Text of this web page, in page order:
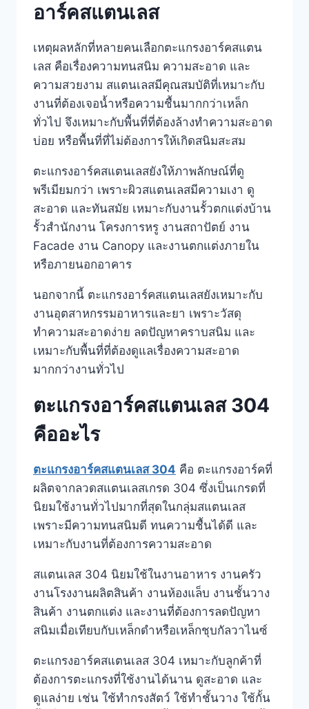
อาร์คสแตนเลส
เหตุผลหลักที่หลายคนเลือกตะแกรงอาร์คสแตน
เลส คือเรื่องความทนสนิม ความสะอาด และ
ความสวยงาม สแตนเลสมีคุณสมบัติที่เหมาะกับ
งานที่ต้องเจอน้ำหรือความชื้นมากกว่าเหล็ก
ทั่วไป จึงเหมาะกับพื้นที่ที่ต้องล้างทำความสะอาด
บ่อย หรือพื้นที่ที่ไม่ต้องการให้เกิดสนิมสะสม
ตะแกรงอาร์คสแตนเลสยังให้ภาพลักษณ์ที่ดู
พรีเมียมกว่า เพราะผิวสแตนเลสมีความเงา ดู
สะอาด และทันสมัย เหมาะกับงานรั้วตกแต่งบ้าน
รั้วสำนักงาน โครงการหรู งานสถาปัตย์ งาน
Facade งาน Canopy และงานตกแต่งภายใน
หรือภายนอกอาคาร
นอกจากนี้ ตะแกรงอาร์คสแตนเลสยังเหมาะกับ
งานอุตสาหกรรมอาหารและยา เพราะวัสดุ
ทำความสะอาดง่าย ลดปัญหาคราบสนิม และ
เหมาะกับพื้นที่ที่ต้องดูแลเรื่องความสะอาด
มากกว่างานทั่วไป
ตะแกรงอาร์คสแตนเลส 304
คืออะไร
ตะแกรงอาร์คสแตนเลส 304 คือ ตะแกรงอาร์คที่
ผลิตจากลวดสแตนเลสเกรด 304 ซึ่งเป็นเกรดที่
นิยมใช้งานทั่วไปมากที่สุดในกลุ่มสแตนเลส
เพราะมีความทนสนิมดี ทนความชื้นได้ดี และ
เหมาะกับงานที่ต้องการความสะอาด
สแตนเลส 304 นิยมใช้ในงานอาหาร งานครัว
งานโรงงานผลิตสินค้า งานห้องแล็บ งานชั้นวาง
สินค้า งานตกแต่ง และงานที่ต้องการลดปัญหา
สนิมเมื่อเทียบกับเหล็กดำหรือเหล็กชุบกัลวาไนซ์
ตะแกรงอาร์คสแตนเลส 304 เหมาะกับลูกค้าที่
ต้องการตะแกรงที่ใช้งานได้นาน ดูสะอาด และ
ดูแลง่าย เช่น ใช้ทำกรงสัตว์ ใช้ทำชั้นวาง ใช้กั้น